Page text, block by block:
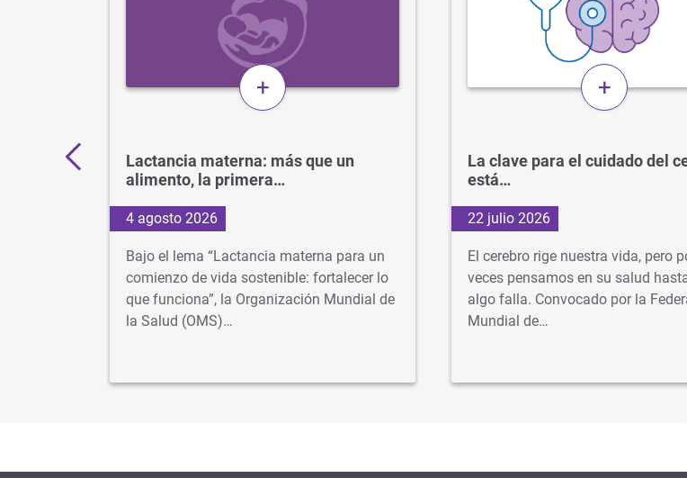
+
Lactancia materna: más que un
alimento, la primera…
4 agosto 2026
Bajo el lema “Lactancia materna para un
comienzo de vida sostenible: fortalecer lo
que funciona”, la Organización Mundial de
la Salud (OMS)…
+
La clave para el cuidado del
está…
22 julio 2026
El cerebro rige nuestra vida, pero
veces pensamos en su salud
algo falla. Convocado por la
Mundial de…